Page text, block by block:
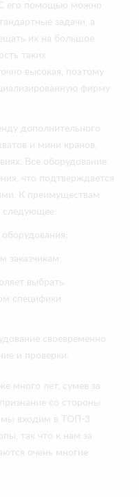
С его помощью можно
задачи, а
их на большое
таких
высокая, поэтому
фирму
дополнительного
и мини кранов,
Все оборудование
что подтверждается
К преимуществам
заказчикам;
выбрать
специфики
своевременно
и проверки.
много лет, сумев за
со стороны
мы входим в ТОП-3
так что к нам за
очень многие